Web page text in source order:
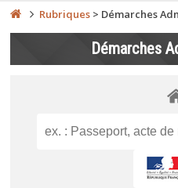
Rubriques > Démarches
Démarches